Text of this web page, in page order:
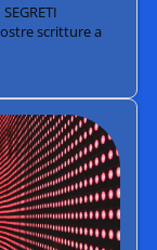
scritture a